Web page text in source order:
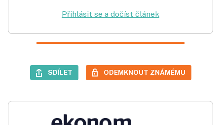
Přihlásit se a dočíst článek
SDÍLET ODEMKNOUT ZNÁMÉMU